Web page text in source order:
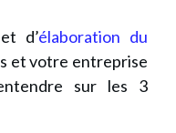
et d’élaboration du
et votre entreprise
sur les 3